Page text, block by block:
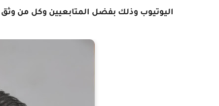
اليوتيوب وذلك بفضل المتابعيين وكل من